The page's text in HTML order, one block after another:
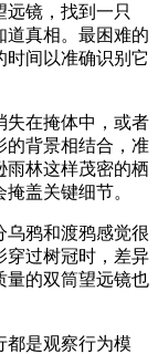
远镜，找到一只
道真相。最困难的
时间以准确识别它
失在掩体中，或者
的背景相结合，准
雨林这样茂密的栖
盖关键细节。
乌鸦和渡鸦感觉很
穿过树冠时，差异
量的双筒望远镜也
都是观察行为模